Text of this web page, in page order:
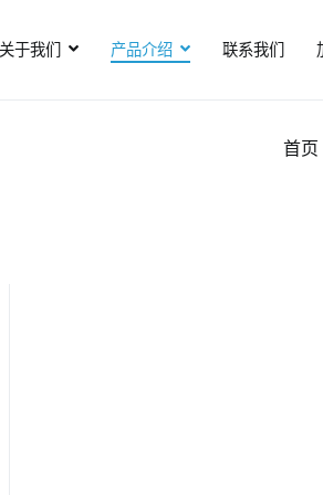
于我们 产品介绍 联系我们
首页